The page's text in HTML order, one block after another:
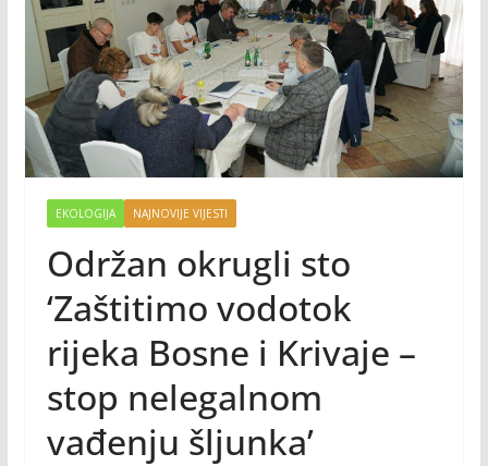
EKOLOGIJA NAJNOVIJE VIJESTI
Održan okrugli sto
‘Zaštitimo vodotok
rijeka Bosne i Krivaje –
stop nelegalnom
vađenju šljunka’